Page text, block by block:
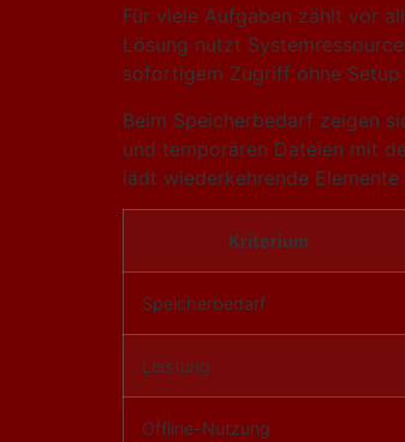
Für viele Aufgaben zählt vor
Lösung nutzt
sofortigem Zugriff ohne
Beim Speicherbedarf zeigen
und temporären Dateien mit
lädt wiederkehrende
Kriterium
Speicherbedarf
Leistung
Offline-Nutzung